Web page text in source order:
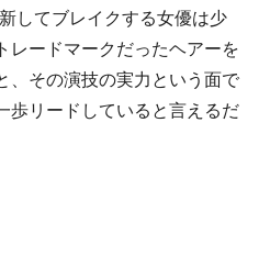
してブレイクする女優は少
レードマークだったヘアーを
、その演技の実力という面で
歩リードしていると言えるだ